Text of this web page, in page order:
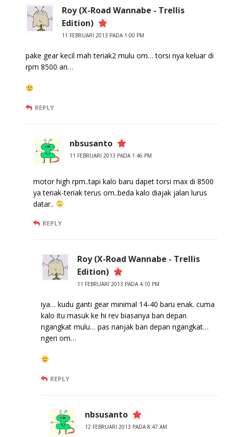
Roy (X-Road Wannabe - Trellis
Edition)
11 FEBRUARI 2013 PADA 1:00 PM
pake gear kecil mah teriak2 mulu om… torsi nya keluar di
rpm 8500 an…
REPLY
nbsusanto
11 FEBRUARI 2013 PADA 1:46 PM
motor high rpm..tapi kalo baru dapet torsi max di 8500
ya teriak-teriak terus om..beda kalo diajak jalan lurus
datar..
REPLY
Roy (X-Road Wannabe - Trellis
Edition)
11 FEBRUARI 2013 PADA 4:10 PM
iya… kudu ganti gear minimal 14-40 baru enak. cuma
kalo itu masuk ke hi rev biasanya ban depan
ngangkat mulu… pas nanjak ban depan ngangkat…
ngeri om…
REPLY
nbsusanto
12 FEBRUARI 2013 PADA 8:47 AM